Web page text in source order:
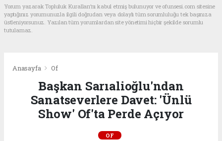
Yorum yazarak Topluluk Kuralları’nı kabul etmiş bulunuyor ve ofunsesi.com sitesine
yaptığınız yorumunuzla ilgili doğrudan veya dolaylı tüm sorumluluğu tek başınıza
üstleniyorsunuz. Yazılan tüm yorumlardan site yönetimi hiçbir şekilde sorumlu
tutulamaz.
Anasayfa Of
Başkan Sarıalioğlu'ndan
Sanatseverlere Davet: 'Ünlü
Show' Of'ta Perde Açıyor
OF